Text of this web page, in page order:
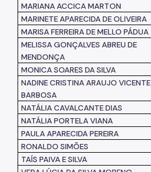
MARIANA ACCICA MARTON
MARINETE APARECIDA DE OLIVEIRA
MARISA FERREIRA DE MELLO PÁDUA
MELISSA GONÇALVES ABREU DE
MENDONÇA
MONICA SOARES DA SILVA
NADINE CRISTINA ARAUJO VICENTE
BARBOSA
NATÁLIA CAVALCANTE DIAS
NATÁLIA PORTELA VIANA
PAULA APARECIDA PEREIRA
RONALDO SIMÕES
TAÍS PAIVA E SILVA